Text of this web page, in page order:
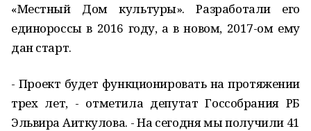
«Местный Дом культуры». Разработали его
единороссы в 2016 году, а в новом, 2017-ом ему
дан старт.
- Проект будет функционировать на протяжении
трех лет, - отметила депутат Госсобрания РБ
Эльвира Аиткулова. - На сегодня мы получили 41